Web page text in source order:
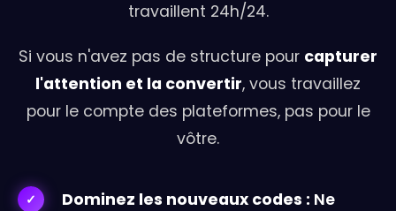
travaillent 24h/24.
Si vous n'avez pas de structure pour capturer
l'attention et la convertir, vous travaillez
pour le compte des plateformes, pas pour le
vôtre.
Dominez les nouveaux codes : Ne